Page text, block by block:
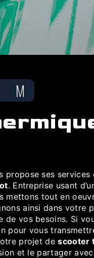
M
propose ses services
. Entreprise usant
mettons tout en
ainsi dans votre
de vos besoins. Si
pour vous
projet descooter
et le partager